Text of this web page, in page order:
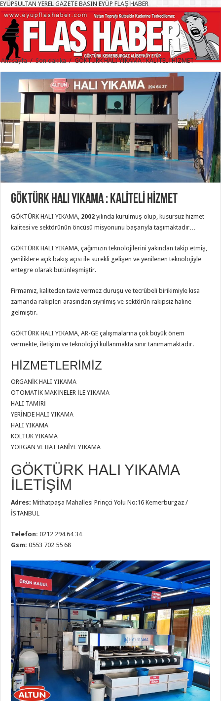
EYÜPSULTAN YEREL GAZETE BASIN EYÜP FLAŞ HABER
Anasayfa / Son dakika / GÖKTÜRK HALI YIKAMA : KALİTELİ HİZMET
GÖKTÜRK HALI YIKAMA : KALİTELİ HİZMET
GÖKTÜRK HALI YIKAMA, 2002 yılında kurulmuş olup, kusursuz hizmet
kalitesi ve sektörünün öncüsü misyonunu başarıyla taşımaktadır…
GÖKTÜRK HALI YIKAMA, çağımızın teknolojilerini yakından takip etmiş,
yeniliklere açık bakış açısı ile sürekli gelişen ve yenilenen teknolojiyle
entegre olarak bütünleşmiştir.
Firmamız, kaliteden taviz vermez duruşu ve tecrübeli birikimiyle kısa
zamanda rakipleri arasından sıyrılmış ve sektörün rakipsiz haline
gelmiştir.
GÖKTÜRK HALI YIKAMA, AR-GE çalışmalarına çok büyük önem
vermekte, iletişim ve teknolojiyi kullanmakta sınır tanımamaktadır.
HİZMETLERİMİZ
ORGANİK HALI YIKAMA
OTOMATİK MAKİNELER İLE YIKAMA
HALI TAMİRİ
YERİNDE HALI YIKAMA
HALI YIKAMA
KOLTUK YIKAMA
YORGAN VE BATTANİYE YIKAMA
GÖKTÜRK HALI YIKAMA
İLETİŞİM
Adres: Mithatpaşa Mahallesi Prinçci Yolu No:16 Kemerburgaz /
İSTANBUL
Telefon: 0212 294 64 34
Gsm: 0553 702 55 68